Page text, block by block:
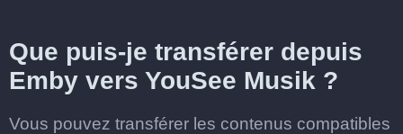
Que puis-je transférer depuis
Emby vers YouSee Musik ?
Vous pouvez transférer les contenus compatibles